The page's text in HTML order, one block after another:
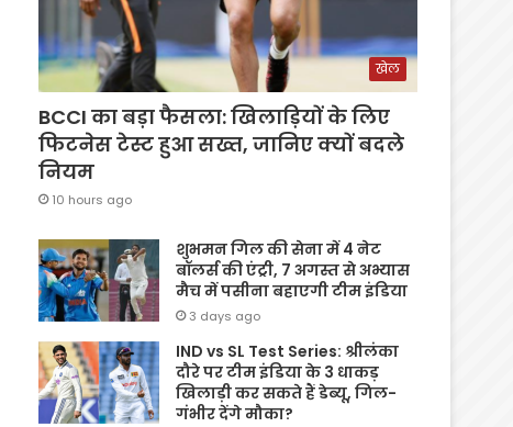
खेल
BCCI का बड़ा फैसला: खिलाड़ियों के लिए
फिटनेस टेस्ट हुआ सख्त, जानिए क्यों बदले
नियम
10 hours ago
शुभमन गिल की सेना में 4 नेट
बॉलर्स की एंट्री, 7 अगस्त से अभ्यास
मैच में पसीना बहाएगी टीम इंडिया
3 days ago
IND vs SL Test Series: श्रीलंका
दौरे पर टीम इंडिया के 3 धाकड़
खिलाड़ी कर सकते हैं डेब्यू, गिल-
गंभीर देंगे मौका?